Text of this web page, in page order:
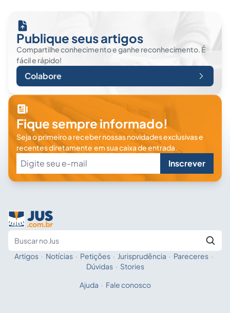
Publique seus artigos
Compartilhe conhecimento e ganhe reconhecimento. É
fácil e rápido!
Colabore
Fique sempre informado!
Seja o primeiro a receber nossas novidades exclusivas e
recentes diretamente em sua caixa de entrada.
Inscrever
Fale com a IA
Artigos · Notícias · Petições · Jurisprudência · Pareceres ·
Dúvidas · Stories
Ajuda · Fale conosco